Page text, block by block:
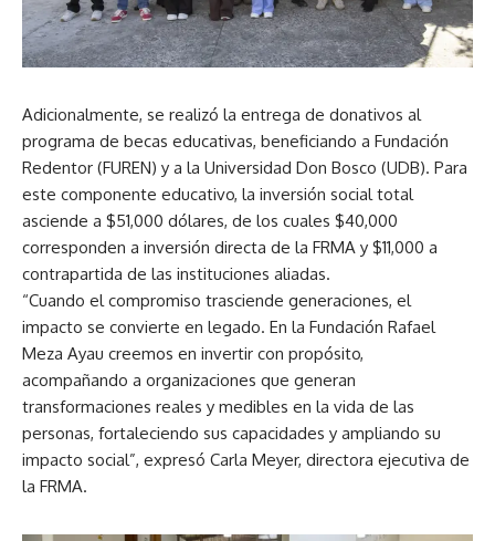
Adicionalmente, se realizó la entrega de donativos al
programa de becas educativas, beneficiando a Fundación
Redentor (FUREN) y a la Universidad Don Bosco (UDB). Para
este componente educativo, la inversión social total
asciende a $51,000 dólares, de los cuales $40,000
corresponden a inversión directa de la FRMA y $11,000 a
contrapartida de las instituciones aliadas.
“Cuando el compromiso trasciende generaciones, el
impacto se convierte en legado. En la Fundación Rafael
Meza Ayau creemos en invertir con propósito,
acompañando a organizaciones que generan
transformaciones reales y medibles en la vida de las
personas, fortaleciendo sus capacidades y ampliando su
impacto social”, expresó Carla Meyer, directora ejecutiva de
la FRMA.